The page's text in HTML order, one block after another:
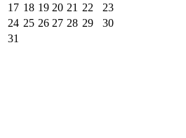
17 18 19 20 21 22
23
24 25 26 27 28 29
30
31